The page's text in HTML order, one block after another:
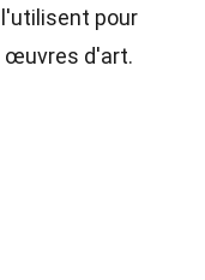
pour
œuvres d'art.